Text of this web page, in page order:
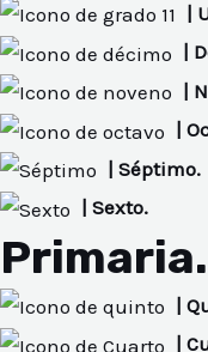
|
|
|
|
| Séptimo.
| Sexto.
Primaria.
|
|